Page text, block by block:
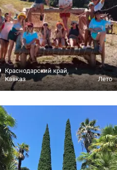
Краснодарский край,
Кавказ
Лето